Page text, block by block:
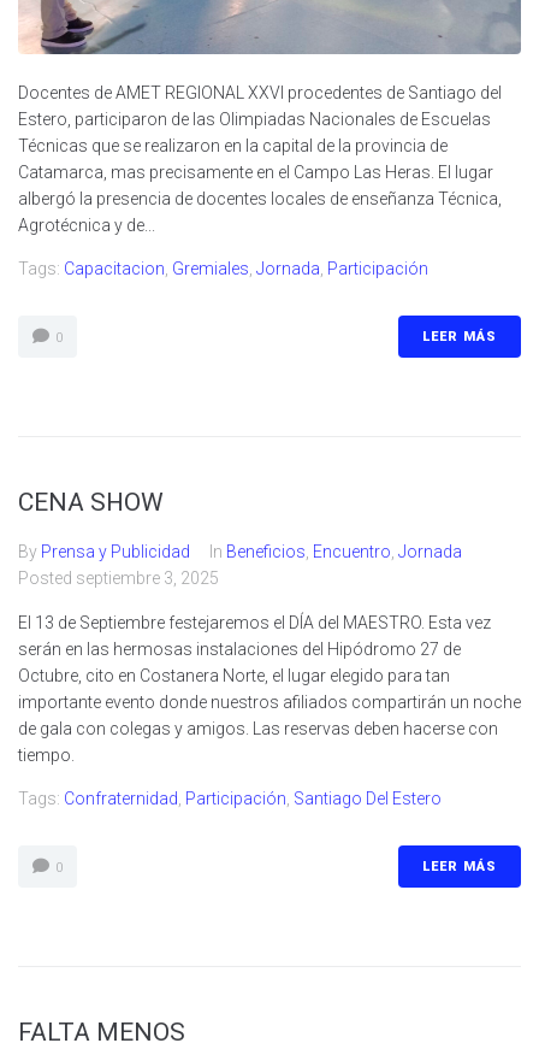
Docentes de AMET REGIONAL XXVI procedentes de Santiago del
Estero, participaron de las Olimpiadas Nacionales de Escuelas
Técnicas que se realizaron en la capital de la provincia de
Catamarca, mas precisamente en el Campo Las Heras. El lugar
albergó la presencia de docentes locales de enseñanza Técnica,
Agrotécnica y de...
Tags: Capacitacion, Gremiales, Jornada, Participación
0 LEER MÁS
CENA SHOW
By Prensa y Publicidad In Beneficios, Encuentro, Jornada
Posted septiembre 3, 2025
El 13 de Septiembre festejaremos el DÍA del MAESTRO. Esta vez
serán en las hermosas instalaciones del Hipódromo 27 de
Octubre, cito en Costanera Norte, el lugar elegido para tan
importante evento donde nuestros afiliados compartirán un noche
de gala con colegas y amigos. Las reservas deben hacerse con
tiempo.
Tags: Confraternidad, Participación, Santiago Del Estero
0 LEER MÁS
FALTA MENOS